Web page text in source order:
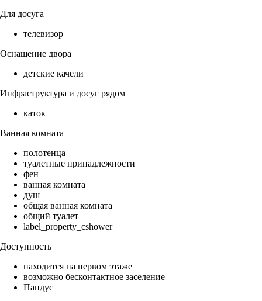
Для досуга
телевизор
Оснащение двора
детские качели
Инфраструктура и досуг рядом
каток
Ванная комната
полотенца
туалетные принадлежности
фен
ванная комната
душ
общая ванная комната
общий туалет
label_property_cshower
Доступность
находится на первом этаже
возможно бесконтактное заселение
Пандус